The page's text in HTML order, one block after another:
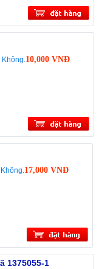
Không.10,000 VNĐ
Không.17,000 VNĐ
1375055-1